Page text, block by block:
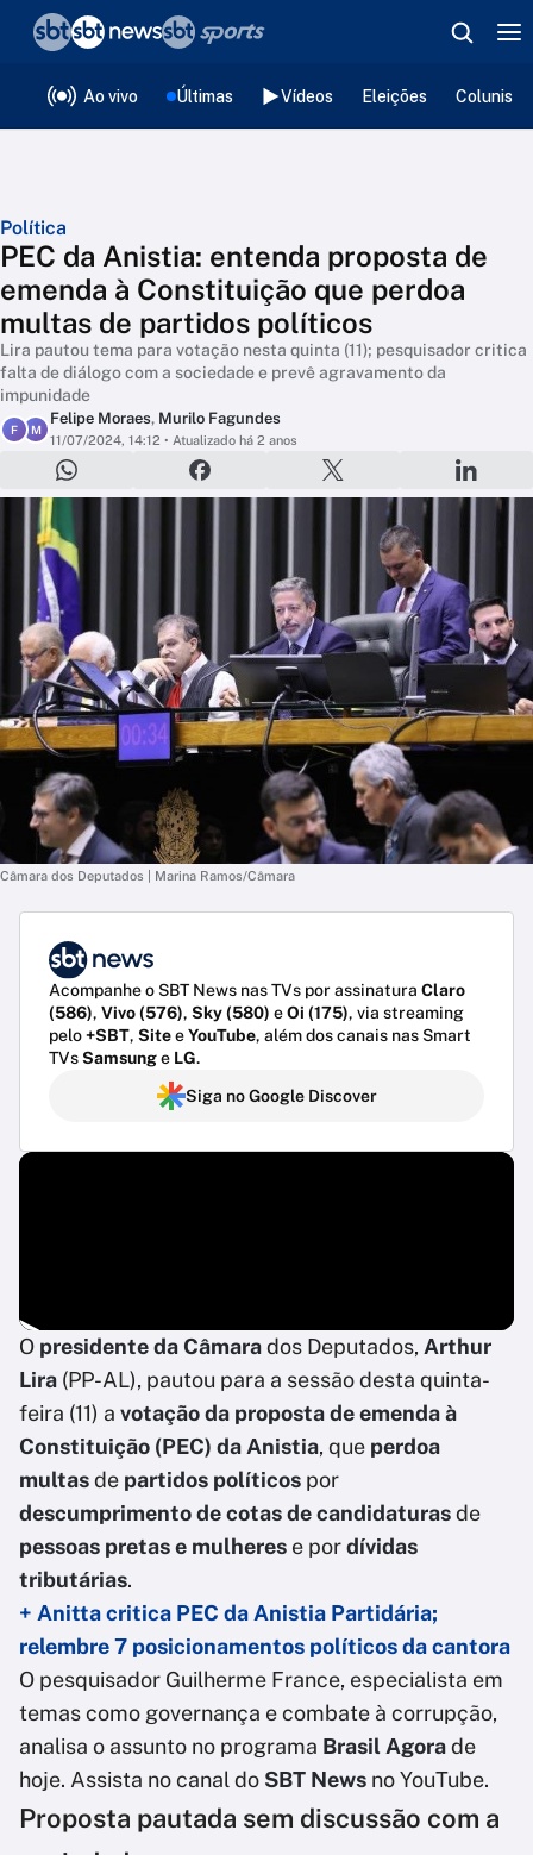
Ao vivo Últimas Vídeos Eleições
Política
PEC da Anistia: entenda proposta de
emenda à Constituição que perdoa
multas de partidos políticos
Lira pautou tema para votação nesta quinta (11); pesquisador critica
falta de diálogo com a sociedade e prevê agravamento da
impunidade
F M
Felipe Moraes, Murilo Fagundes
11/07/2024, 14:12 • Atualizado há 2 anos
Câmara dos Deputados | Marina Ramos/Câmara
Acompanhe o SBT News nas TVs por assinatura Claro
(586), Vivo (576), Sky (580) eOi (175), via streaming
pelo+SBT, SiteeYouTube, além dos canais nas Smart
TVsSamsunge LG.
Siga no Google Discover
O presidente da Câmarados Deputados, Arthur
Lira (PP-AL), pautou para a sessão desta quinta-
feira (11) a votação da proposta de emenda à
Constituição (PEC) daAnistia, que perdoa
multasde partidos políticos por
descumprimento de cotas de candidaturasde
pessoas pretas e mulheres e pordívidas
tributárias.
+ Anitta critica PEC da Anistia Partidária;
relembre 7 posicionamentos políticos da cantora
O pesquisador Guilherme France, especialista em
temas como governança e combate à corrupção,
analisa o assunto no programa Brasil Agorade
hoje. Assista no canal do SBT News no YouTube.
Proposta pautada sem discussão com a
❮voltar
Editorias